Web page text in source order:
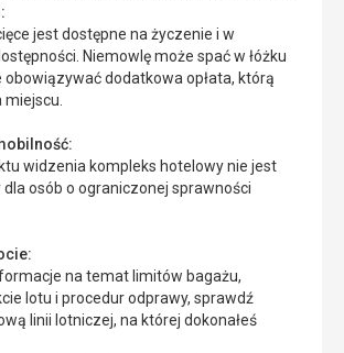
jest dostępne na życzenie i w
Niemowlę może spać w łóżku
obowiązywać dodatkowa opłata, którą
widzenia kompleks hotelowy nie jest
osób o ograniczonej sprawności
na temat limitów bagażu,
lotu i procedur odprawy, sprawdź
linii lotniczej, na której dokonałeś